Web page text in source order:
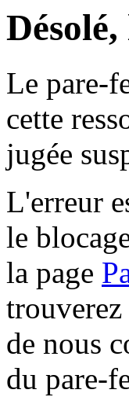
Le pare-
cette
jugée
L'erreur
le
la page
de nous
du pare-